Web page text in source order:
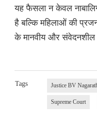
यह फैसला न केवल
है बल्कि महिलाओं की
के मानवीय और संवेदनशील
Tags Justice BV
Supreme Court